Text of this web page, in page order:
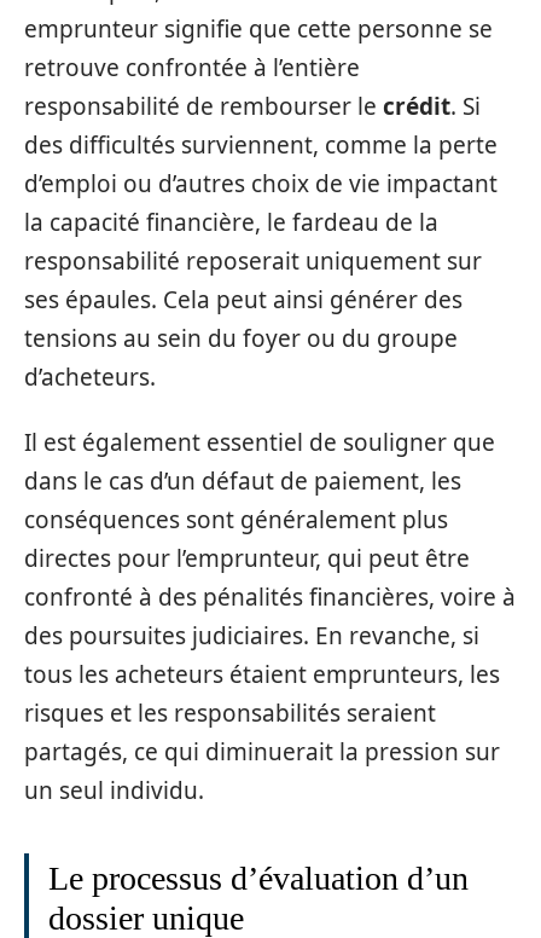
emprunteur signifie que cette personne se
retrouve confrontée à l’entière
responsabilité de rembourser le crédit. Si
des difficultés surviennent, comme la perte
d’emploi ou d’autres choix de vie impactant
la capacité financière, le fardeau de la
responsabilité reposerait uniquement sur
ses épaules. Cela peut ainsi générer des
tensions au sein du foyer ou du groupe
d’acheteurs.
Il est également essentiel de souligner que
dans le cas d’un défaut de paiement, les
conséquences sont généralement plus
directes pour l’emprunteur, qui peut être
confronté à des pénalités financières, voire à
des poursuites judiciaires. En revanche, si
tous les acheteurs étaient emprunteurs, les
risques et les responsabilités seraient
partagés, ce qui diminuerait la pression sur
un seul individu.
Le processus d’évaluation d’un
dossier unique